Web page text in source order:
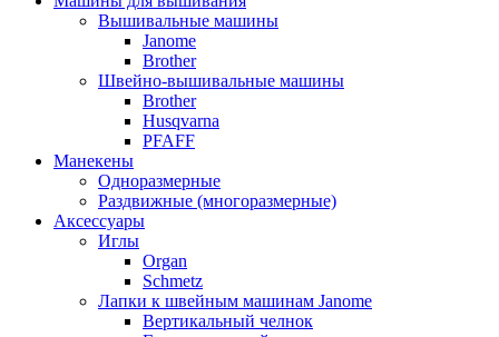
Вышивальные машины
Janome
Brother
Швейно-вышивальные машины
Brother
Husqvarna
PFAFF
Манекены
Одноразмерные
Раздвижные (многоразмерные)
Аксессуары
Иглы
Organ
Schmetz
Лапки к швейным машинам Janome
Вертикальный челнок